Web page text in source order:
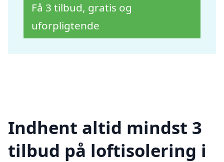
Få 3 tilbud, gratis og
uforpligtende
Indhent altid mindst 3
tilbud på loftisolering i